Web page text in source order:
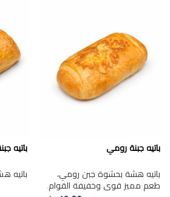
باتيه جبنة رومي
باتيه هشة بحشوة جبن رومي،
طعم مميز قوي وخفيفة القوام.
باتيه
باتيه